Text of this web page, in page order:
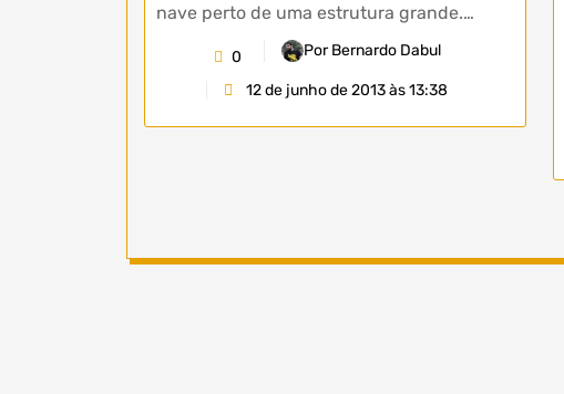
nave perto de uma estrutura grande.…
0 Por Bernardo Dabul
12 de junho de 2013 às 13:38